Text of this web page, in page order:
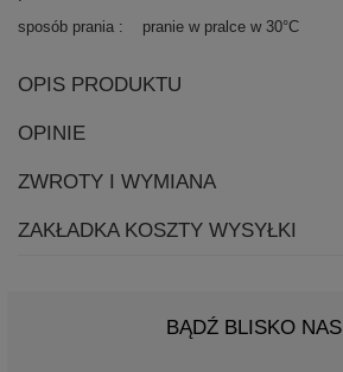
sposób prania pranie w pralce w 30°C
OPIS PRODUKTU
OPINIE
ZWROTY I WYMIANA
ZAKŁADKA KOSZTY WYSYŁKI
BĄDŹ BLISKO NAS